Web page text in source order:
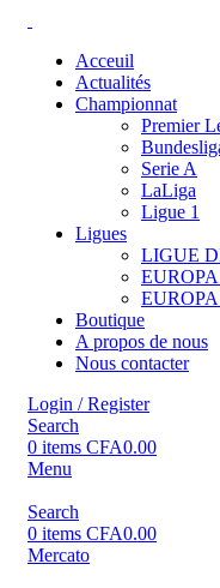
Acceuil
Actualités
Championnat
Premier
Serie A
LaLiga
Ligue 1
Ligues
LIGUE
Boutique
A propos de nous
Nous contacter
Login / Register
Search
0 items CFA0.00
Menu
Search
0 items CFA0.00
Mercato